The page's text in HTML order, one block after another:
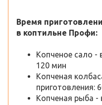
Время
в коптильне Профи:
Копченое сало -
120 мин
Копченая
приготовления:
Копченая рыба -